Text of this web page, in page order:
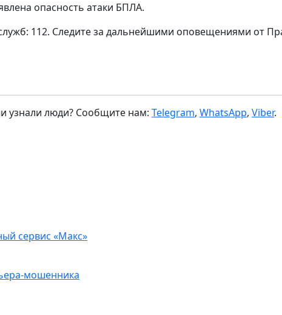
опасность атаки БПЛА.
112. Следите за дальнейшими оповещениями от
узнали люди? Сообщите нам: Telegram, WhatsApp, Viber.
сервис «Макс»
мошенника